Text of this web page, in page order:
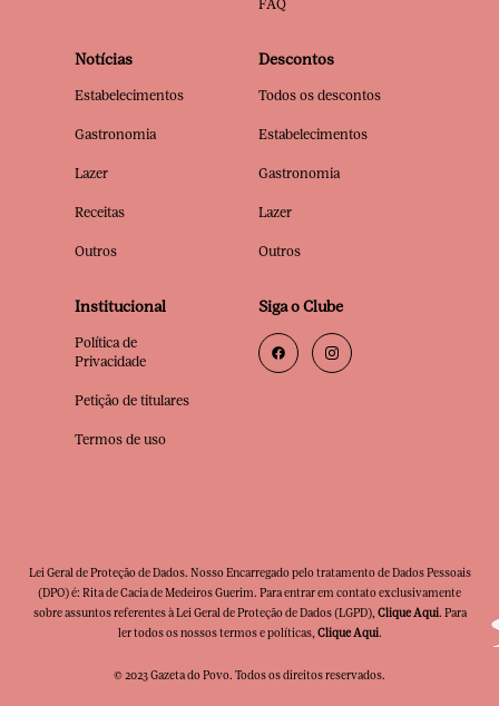
Clube Premia
FAQ
Notícias
Estabelecimentos
Gastronomia
Lazer
Receitas
Outros
Descontos
Todos os descontos
Estabelecimentos
Gastronomia
Lazer
Outros
Institucional
Política de
Privacidade
Petição de titulares
Termos de uso
Siga o Clube
Lei Geral de Proteção de Dados. Nosso Encarregado pelo tratamento de Dados Pessoais
(DPO) é: Rita de Cacia de Medeiros Guerim. Para entrar em contato exclusivamente
sobre assuntos referentes à Lei Geral de Proteção de Dados (LGPD), Clique Aqui. Para
ler todos os nossos termos e políticas, Clique Aqui.
© 2023 Gazeta do Povo. Todos os direitos reservados.